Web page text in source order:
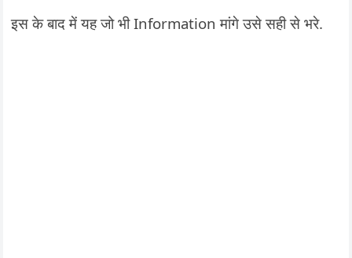
इस के बाद में यह जो भी Information मांगे उसे सही से भरे.